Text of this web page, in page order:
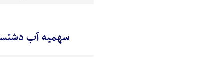
سهمیه آب